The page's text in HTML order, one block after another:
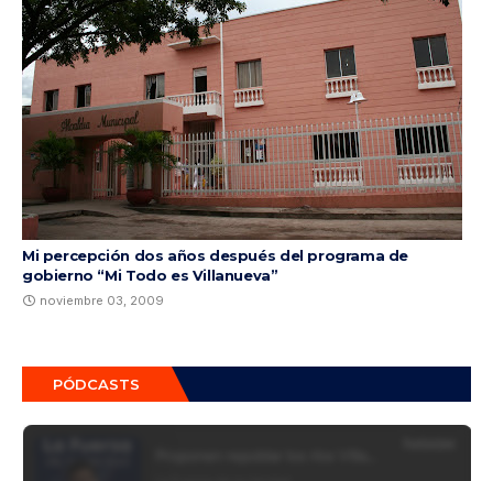
Mi percepción dos años después del programa de
gobierno “Mi Todo es Villanueva”
noviembre 03, 2009
PÓDCASTS